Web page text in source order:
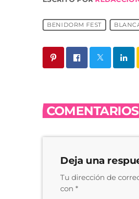
BENIDORM FEST
Deja una
Tu dirección de
con *